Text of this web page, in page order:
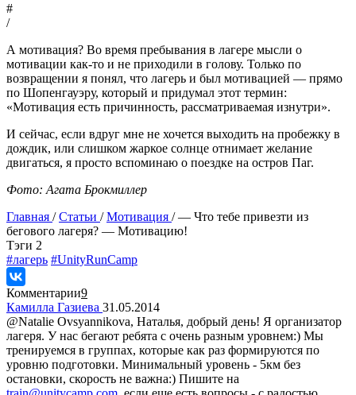
#
/
А мотивация? Во время пребывания в лагере мысли о
мотивации как-то и не приходили в голову. Только по
возвращении я понял, что лагерь и был мотивацией — прямо
по Шопенгауэру, который и придумал этот термин:
«Мотивация есть причинность, рассматриваемая изнутри».
И сейчас, если вдруг мне не хочется выходить на пробежку в
дождик, или слишком жаркое солнце отнимает желание
двигаться, я просто вспоминаю о поездке на остров Паг.
Фото: Агата Брокмиллер
Главная /Статьи /Мотивация /— Что тебе привезти из
бегового лагеря? — Мотивацию!
Tэги 2
#лагерь #UnityRunCamp
Комментарии9
Камилла Газиева 31.05.2014
@Natalie Ovsyannikova, Наталья, добрый день! Я организатор
лагеря. У нас бегают ребята с очень разным уровнем:) Мы
тренируемся в группах, которые как раз формируются по
уровню подготовки. Минимальный уровень - 5км без
остановки, скорость не важна:) Пишите на